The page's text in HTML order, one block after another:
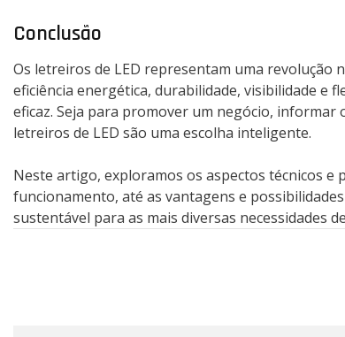
Conclusão
Os letreiros de LED representam uma revolução
eficiência energética, durabilidade, visibilidade e
eficaz. Seja para promover um negócio,
letreiros de LED são uma escolha inteligente.
Neste artigo, exploramos os aspectos técnicos e
funcionamento, até as vantagens e
sustentável para as mais diversas necessidades